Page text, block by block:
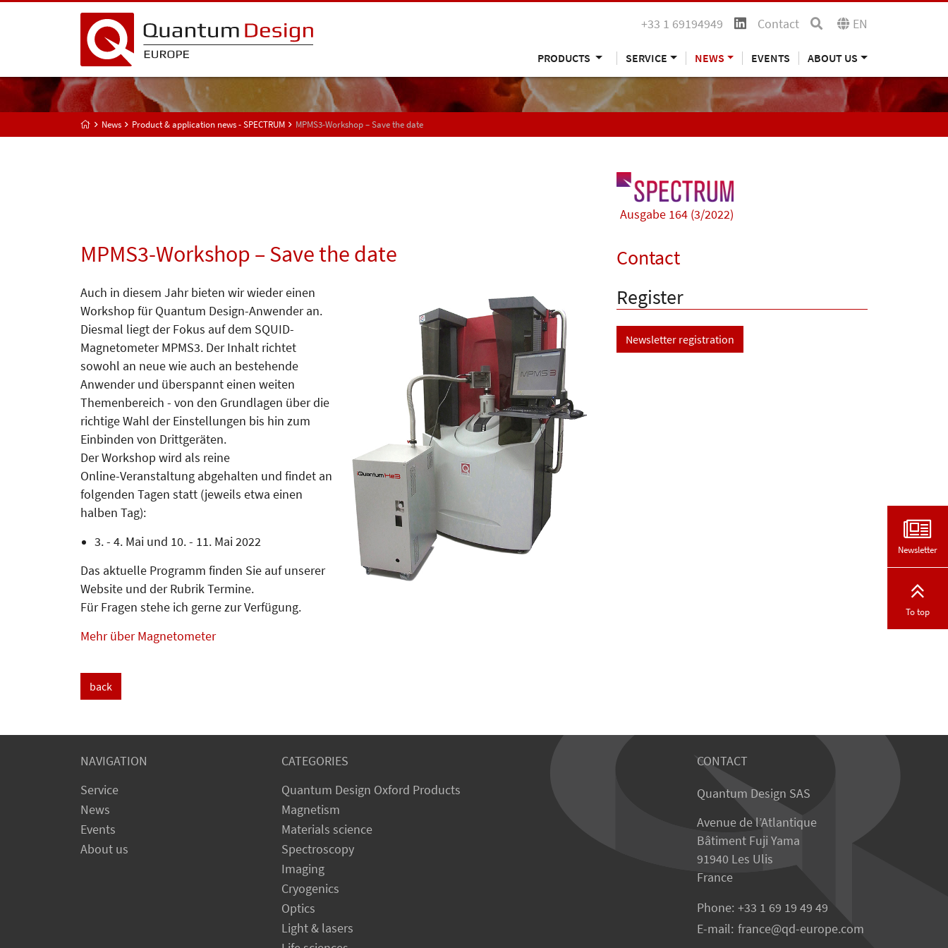
+33 1 69194949 Contact EN
PRODUCTS SERVICE NEWS EVENTS ABOUT US
News Product & application news - SPECTRUM MPMS3-Workshop – Save the date
Ausgabe 164 (3/2022)
MPMS3-Workshop – Save the date
Auch in diesem Jahr bieten wir wieder einen
Workshop für Quantum Design-Anwender an.
Diesmal liegt der Fokus auf dem SQUID-
Magnetometer MPMS3. Der Inhalt richtet
sowohl an neue wie auch an bestehende
Anwender und überspannt einen weiten
Themenbereich - von den Grundlagen über die
richtige Wahl der Einstellungen bis hin zum
Einbinden von Drittgeräten.
Der Workshop wird als reine
Online-Veranstaltung abgehalten und findet an
folgenden Tagen statt (jeweils etwa einen
halben Tag):
3. - 4. Mai und 10. - 11. Mai 2022
Das aktuelle Programm finden Sie auf unserer
Website und der Rubrik Termine.
Für Fragen stehe ich gerne zur Verfügung.
Mehr über Magnetometer
back
Contact
Register
Newsletter registration
NAVIGATION
Service
News
Events
About us
CATEGORIES
Quantum Design Oxford Products
Magnetism
Materials science
Spectroscopy
Imaging
Cryogenics
Optics
Light & lasers
CONTACT
Quantum Design SAS
Avenue de l’Atlantique
Bâtiment Fuji Yama
91940 Les Ulis
France
Phone: +33 1 69 19 49 49
E-mail: france qd-europe.com
Newsletter
To top